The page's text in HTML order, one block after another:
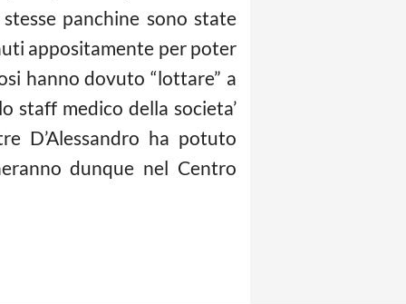
panchine sono state
appositamente per poter
hanno dovuto “lottare” a
staff medico della societa’
D’Alessandro ha potuto
dunque nel Centro